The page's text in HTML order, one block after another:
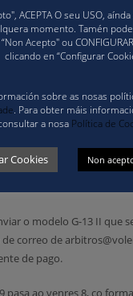
en todos os
Voleibol convoca a través
2024 que está a piques
de Elviña, sito
enderezo electrónico e
/ auriculares e
o modelo G-13 II que
correo de
de pago.
ao venres 8, co
ACEPTA O seu USO,
momento. Tamén pode
Acepto" ou
clicando en “Configurar
sobre as nosas
. Para obter máis
a nosa Política de
Cookies Non